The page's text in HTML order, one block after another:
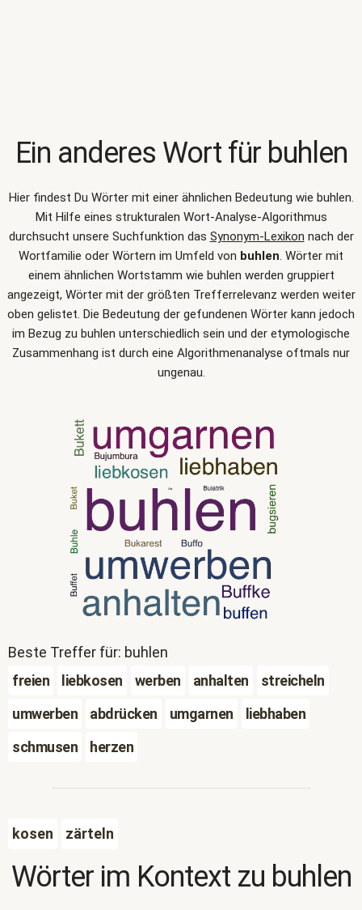
Ein anderes Wort für buhlen
Hier findest Du Wörter mit einer ähnlichen Bedeutung wie buhlen.
Mit Hilfe eines strukturalen Wort-Analyse-Algorithmus
durchsucht unsere Suchfunktion das Synonym-Lexikon nach der
Wortfamilie oder Wörtern im Umfeld von buhlen. Wörter mit
einem ähnlichen Wortstamm wie buhlen werden gruppiert
angezeigt, Wörter mit der größten Trefferrelevanz werden weiter
oben gelistet. Die Bedeutung der gefundenen Wörter kann jedoch
im Bezug zu buhlen unterschiedlich sein und der etymologische
Zusammenhang ist durch eine Algorithmenanalyse oftmals nur
ungenau.
Beste Treffer für: buhlen
freien
liebkosen werben anhalten
streicheln
umwerben
abdrücken umgarnen
liebhaben
schmusen
herzen
kosen zärteln
Wörter im Kontext zu buhlen